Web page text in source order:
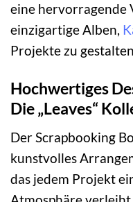
eine hervorragende
einzigartige Alben,
Projekte zu
Hochwertiges
Die „Leaves“
Der Scrapbooking
kunstvolles
das jedem Projekt